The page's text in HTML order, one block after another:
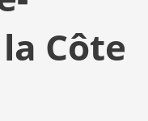
Côte